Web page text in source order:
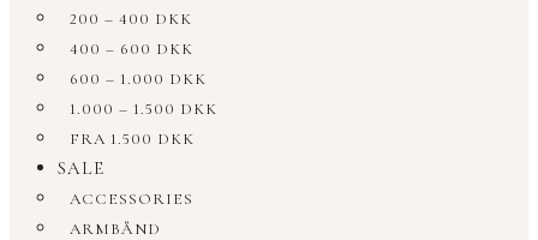
200 – 400 DKK
400 – 600 DKK
600 – 1.000 DKK
1.000 – 1.500 DKK
FRA 1.500 DKK
SALE
ACCESSORIES
ARMBÅND